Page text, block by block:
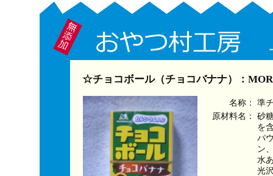
☆チョコボール（チョコバナナ）：
名称：
準
原材料名：
砂
を
パ
ン
水
光